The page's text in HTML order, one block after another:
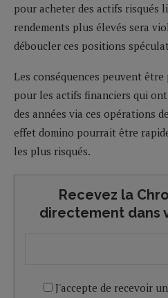
pour acheter des actifs risqués
rendements plus élevés sera
déboucler ces positions
Les conséquences peuvent
pour les actifs financiers qui
des années via ces opérations
effet domino pourrait être
les plus risqués.
Recevez la
directement dans
J'accepte de recevoir